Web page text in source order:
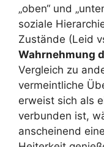
„oben“ und
soziale
Zustände (Leid
Wahrnehmung
Vergleich zu
vermeintliche
erweist sich als
verbunden ist,
anscheinend